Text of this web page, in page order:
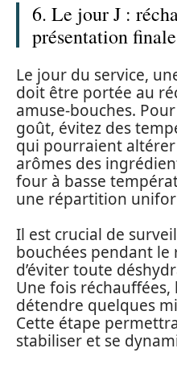
6. Le jour J :
présentation finale
Le jour du service,
doit être portée au
amuse-bouches.
goût, évitez des
qui pourraient
arômes des
four à basse
une répartition
Il est crucial de
bouchées pendant le
d’éviter toute
Une fois réchauffées,
détendre quelques
Cette étape
stabiliser et se